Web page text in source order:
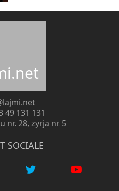
49 131 131
nr. 28, zyrja nr. 5
SOCIALE